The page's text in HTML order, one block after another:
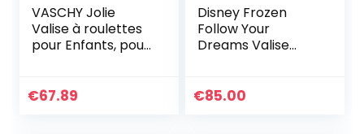
VASCHY Jolie
Valise à roulettes
pour Enfants, pour
Voyages, Les
€67.89
Disney Frozen
Follow Your
Dreams Valise
Rigide ABS
€85.00